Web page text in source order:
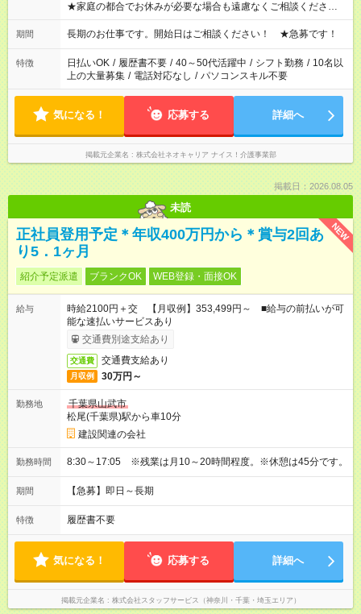
★家庭の都合でお休みが必要な場合も遠慮なくご相談ください。
※シフトはご希望に合わせて調整可能です。 その他、 ＊週4日・
1日7時間 ＊日勤のみ ＊土日休み ＊午前だけ・午後だけ ＊平日
仕事をご紹介できます！ 登録の際に、あなたのご希望をお聞か
せください。
期間 長期のお仕事です。開始日はご相談ください！ ★急募です！
特徴 日払いOK / 履歴書不要 / 40～50代活躍中 / シフト勤務 / 10名以
上の大量募集 / 電話対応なし / パソコンスキル不要
気になる！ 応募する 詳細へ
掲載元企業名 株式会社ネオキャリア ナイス！介護事業部
掲載日：2026.08.05
未読
NEW
正社員登用予定＊年収400万円から＊賞与2回あ
り5．1ヶ月
紹介予定派遣 ブランクOK WEB登録・面接OK
給与
時給2100円＋交 【月収例】353,499円～ ■給与の前払いが可
能な速払いサービスあり
交通費別途支給あり
交通費 交通費支給あり
月収例 30万円～
勤務地
千葉県山武市
松尾(千葉県)駅から車10分
建設関連の会社
勤務時間 8:30～17:05 ※残業は月10～20時間程度。※休憩は45分です。
期間 【急募】即日～長期
特徴 履歴書不要
気になる！ 応募する 詳細へ
掲載元企業名 株式会社スタッフサービス（神奈川・千葉・埼玉エリア）